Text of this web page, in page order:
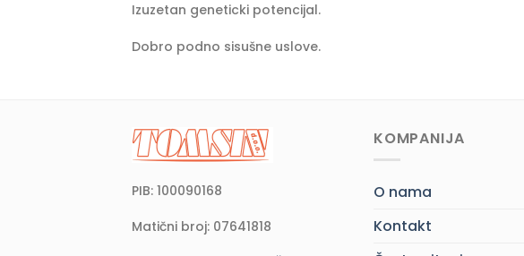
Izuzetan geneticki potencijal.
Dobro podno sisušne uslove.
PIB: 100090168
Matični broj: 07641818
KOMPANIJA
O nama
Kontakt